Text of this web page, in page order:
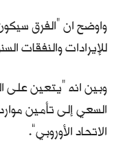
للإيرادات والنفقات
وبين انه “يتعين على
السعي إلى تأمين
الاتحاد الأوروبي”.